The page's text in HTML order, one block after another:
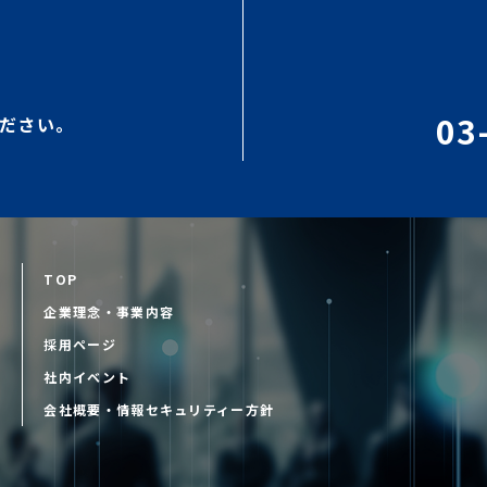
さい。
TOP
企業理念・事業内容
採用ページ
社内イベント
会社概要・情報セキュリティー方針